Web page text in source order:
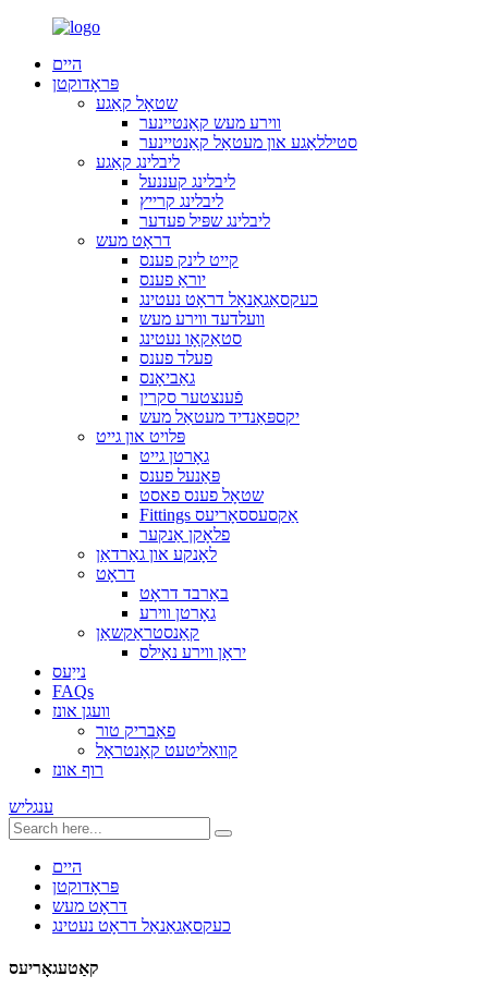
היים
פּראָדוקטן
שטאָל קאַגע
ווירע מעש קאַנטיינער
סטיללאַגע און מעטאַל קאַנטיינער
ליבלינג קאַגע
ליבלינג קעננעל
ליבלינג קרייץ
ליבלינג שפּיל פעדער
דראָט מעש
קייט לינק פענס
יוראַ פענס
כעקסאַגאַנאַל דראָט נעטינג
וועלדעד ווירע מעש
סטאַקאָו נעטינג
פעלד פענס
גאַביאָנס
פֿענצטער סקרין
יקספּאַנדיד מעטאַל מעש
פּלויט און גייט
גאָרטן גייט
פּאַנעל פענס
שטאָל פענס פאסט
Fittings אַקסעססאָריעס
פלאָקן אַנקער
לאָנקע און גאַרדאַן
דראָט
באַרבד דראָט
גאָרטן ווירע
קאַנסטראַקשאַן
יראָן ווירע נאַילס
נייַעס
FAQs
וועגן אונז
פאַבריק טור
קוואַליטעט קאָנטראָל
רוף אונז
ענגליש
היים
פּראָדוקטן
דראָט מעש
כעקסאַגאַנאַל דראָט נעטינג
קאַטעגאָריעס